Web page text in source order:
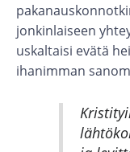
jonkinlaiseen
uskaltaisi evätä
ihanimman